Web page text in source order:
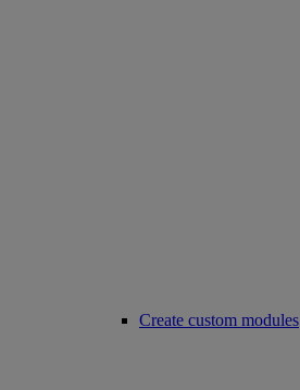
Create custom modules